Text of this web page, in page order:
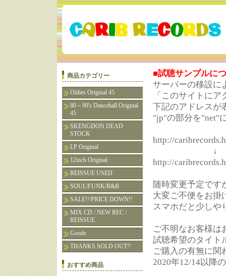
商品カテゴリー
Oldies Original 45
80～90's Dancehall Original
45
SKENGDON DEAD
STOCK
LP Original
12inch Original
REISSUE USED
SOUL/FUNK/R&B
SALE!!/PRICE DOWN!!
MIX CD / NEW REC /
REISSUE
Goods
THANKS SOLD OUT!!
おすすめ商品
■試聴サンプルに
サーバーの移設に
「このサイトに
下記のアドレスが
"jp"の部分を"net"
http://
↓
http://
随時変更予定です
大変ご不便をお掛
スマホだと少しや
ご不明なお客様は
試聴希望のタイト
ご購入の有無に関
2020年12/14以降